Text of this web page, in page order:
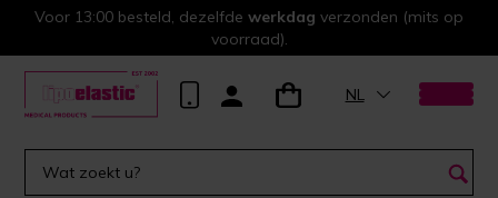
Voor 13:00 besteld, dezelfde werkdag verzonden (mits op
voorraad).
NL